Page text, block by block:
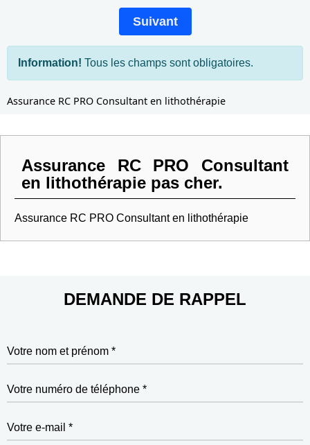
Suivant
Information! Tous les champs sont obligatoires.
Assurance RC PRO Consultant en lithothérapie
Assurance RC PRO Consultant
en lithothérapie pas cher.
Assurance RC PRO Consultant en lithothérapie
DEMANDE DE RAPPEL
Votre nom et prénom *
Votre numéro de téléphone *
Votre e-mail *